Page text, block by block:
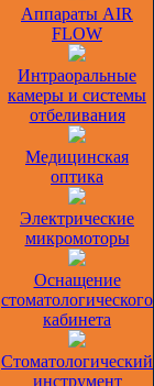
Аппараты AIR
FLOW
Интраоральные
камеры и системы
отбеливания
Медицинская
оптика
Электрические
микромоторы
Оснащение
стоматологического
кабинета
Стоматологический
инструмент